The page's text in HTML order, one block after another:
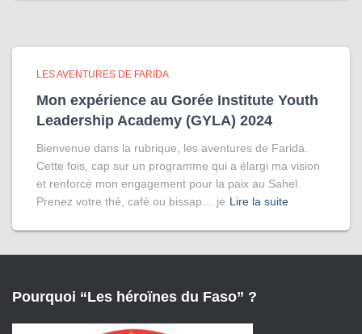
LES AVENTURES DE FARIDA
Mon expérience au Gorée Institute Youth
Leadership Academy (GYLA) 2024
Bienvenue dans la rubrique, les aventures de Farida.
Cette fois, cap sur un programme qui a élargi ma vision
et renforcé mon engagement pour la paix au Sahel.
Prenez votre thé, café ou bissap… je Lire la suite
Pourquoi “Les héroïnes du Faso” ?